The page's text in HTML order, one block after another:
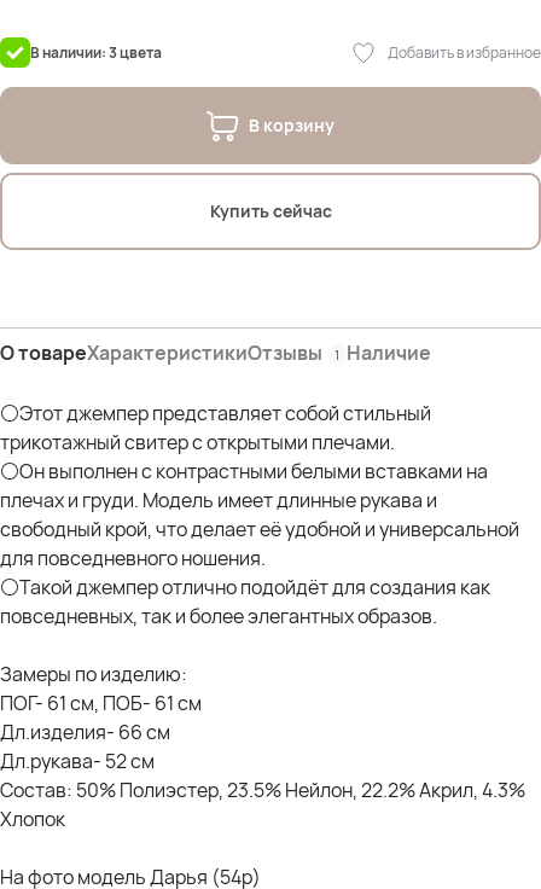
В наличии: 3 цвета Добавить в избранное
В корзину
Купить сейчас
О товареХарактеристикиОтзывы 1 Наличие
⚪Этот джемпер представляет собой стильный
трикотажный свитер с открытыми плечами.
⚪Он выполнен с контрастными белыми вставками на
плечах и груди. Модель имеет длинные рукава и
свободный крой, что делает её удобной и универсальной
для повседневного ношения.
⚪Такой джемпер отлично подойдёт для создания как
повседневных, так и более элегантных образов.
Замеры по изделию:
ПОГ- 61 см, ПОБ- 61 см
Дл.изделия- 66 см
Дл.рукава- 52 см
Состав: 50% Полиэстер, 23.5% Нейлон, 22.2% Акрил, 4.3%
Хлопок
На фото модель Дарья (54р)